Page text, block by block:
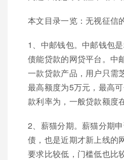
本文目录一览：无视征信
1、中邮钱包。中邮钱包
债能贷款的网贷平台。中
一款贷款产品，用户只需
最高额度为5万元，最高
款利率为，一般贷款额度
2、薪猫分期。薪猫分期
债，也是近期才新上线的
要求比较低，门槛低也比